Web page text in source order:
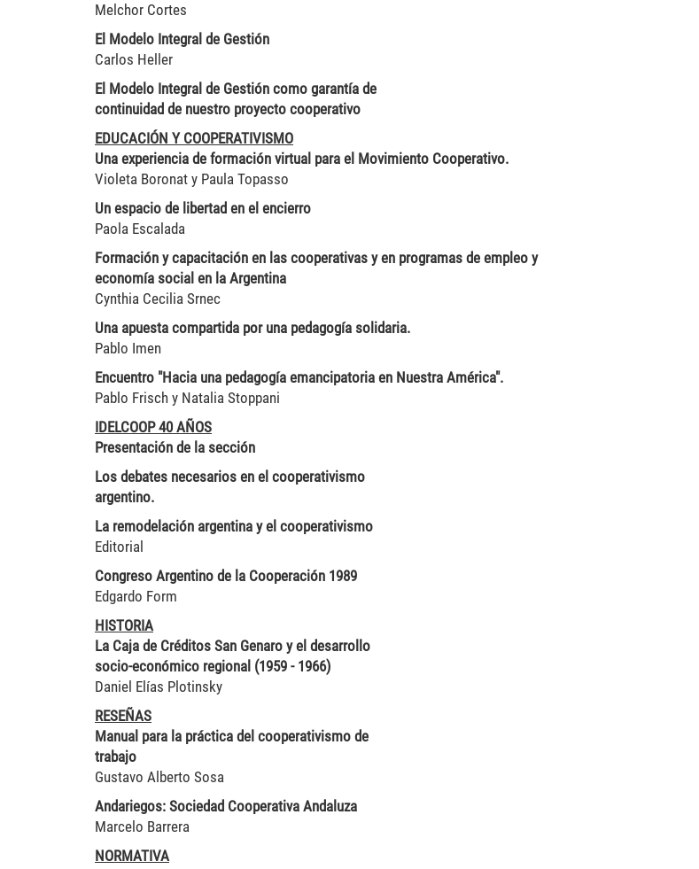
Melchor Cortes
El Modelo Integral de Gestión
Carlos Heller
El Modelo Integral de Gestión como garantía de
continuidad de nuestro proyecto cooperativo
EDUCACIÓN Y COOPERATIVISMO
Una experiencia de formación virtual para el Movimiento Cooperativo.
Violeta Boronat y Paula Topasso
Un espacio de libertad en el encierro
Paola Escalada
Formación y capacitación en las cooperativas y en programas de empleo y
economía social en la Argentina
Cynthia Cecilia Srnec
Una apuesta compartida por una pedagogía solidaria.
Pablo Imen
Encuentro "Hacia una pedagogía emancipatoria en Nuestra América".
Pablo Frisch y Natalia Stoppani
IDELCOOP 40 AÑOS
Presentación de la sección
Los debates necesarios en el cooperativismo
argentino.
La remodelación argentina y el cooperativismo
Editorial
Congreso Argentino de la Cooperación 1989
Edgardo Form
HISTORIA
La Caja de Créditos San Genaro y el desarrollo
socio-económico regional (1959 - 1966)
Daniel Elías Plotinsky
RESEÑAS
Manual para la práctica del cooperativismo de
trabajo
Gustavo Alberto Sosa
Andariegos: Sociedad Cooperativa Andaluza
Marcelo Barrera
NORMATIVA